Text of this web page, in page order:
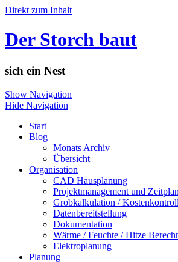
Direkt zum Inhalt
Der Storch baut
sich ein Nest
Show Navigation
Hide Navigation
Start
Blog
Monats Archiv
Übersicht
Organisation
CAD Hausplanung
Projektmanagement und
Grobkalkulation /
Datenbereitstellung
Dokumentation
Wärme / Feuchte / Hitze
Elektroplanung
Planung